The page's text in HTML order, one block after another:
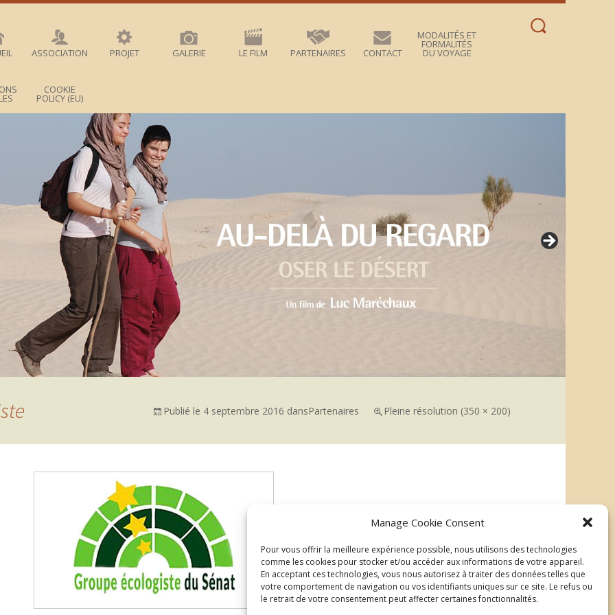
Manage Cookie Consent
Pour vous offrir la meilleure expérience possible, nous utilisons des technologies
comme les cookies pour stocker et/ou accéder aux informations de votre appareil.
En acceptant ces technologies, vous nous autorisez à traiter des données telles que
votre comportement de navigation ou vos identifiants uniques sur ce site. Le refus ou
le retrait de votre consentement peut affecter certaines fonctionnalités.
ASSOCIATION PROJET GALERIE LE FILM PARTENAIRES CONTACT
MODALITÉS ET
FORMALITÉS
DU VOYAGE
COOKIE
POLICY (EU)
Rechercher :
Publié le 4 septembre 2016 dansPartenaires Pleine résolution (350 × 200)
Suivant